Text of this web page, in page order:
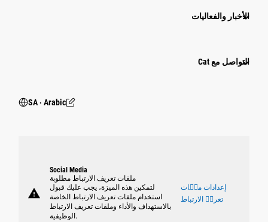
الأخبار والفعاليات
التواصل مع Cat
SA ‧ Arabic
warning
Social Media
ملفات تعريف الارتباط مطلوبة
لتمكين هذه الميزة، يجب عليك قبول
استخدام ملفات تعريف الارتباط الخاصة
بالاستهداف والأداء وملفات تعريف الارتباط
الوظيفية.
إعدادات ملٝات
تعريٝ الارتباط